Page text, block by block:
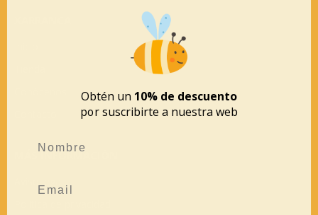
MÁS INFORMACIÓN
Obtén un 10% de descuento
por suscribirte a nuestra web